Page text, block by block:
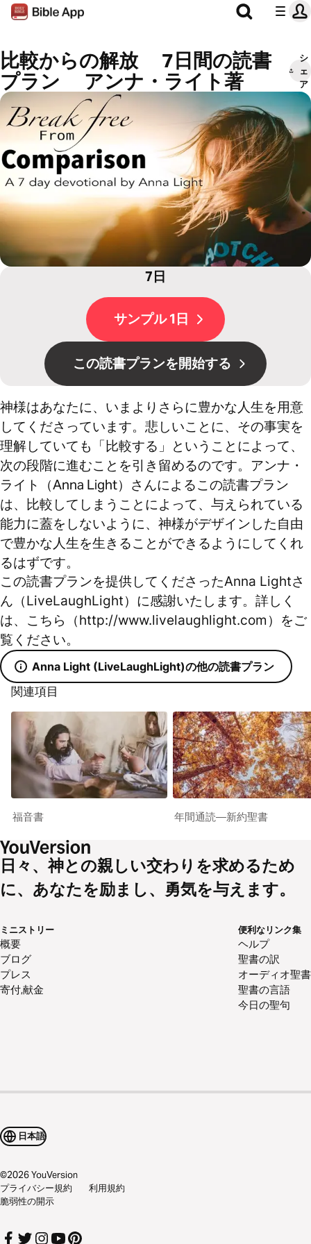
比較からの解放 7日間の読書
プラン アンナ・ライト著
シ
ェ
ア
7日
サンプル 1日
この読書プランを開始する
神様はあなたに、いまよりさらに豊かな人生を用意
してくださっています。悲しいことに、その事実を
理解していても「比較する」ということによって、
次の段階に進むことを引き留めるのです。アンナ・
ライト（Anna Light）さんによるこの読書プラン
は、比較してしまうことによって、与えられている
能力に蓋をしないように、神様がデザインした自由
で豊かな人生を生きることができるようにしてくれ
るはずです。
この読書プランを提供してくださったAnna Lightさ
ん（LiveLaughLight）に感謝いたします。詳しく
は、こちら（http://www.livelaughlight.com）をご
覧ください。
Anna Light (LiveLaughLight)の他の読書プラン
関連項目
福音書 年間通読―新約聖書
日々、神との親しい交わりを求めるため
に、あなたを励まし、勇気を与えます。
ミニストリー
概要
ブログ
プレス
寄付,献金
便利なリンク集
ヘルプ
聖書の訳
オーディオ聖書
聖書の言語
今日の聖句
日本語
©2026YouVersion
プライバシー規約
利用規約
脆弱性の開示